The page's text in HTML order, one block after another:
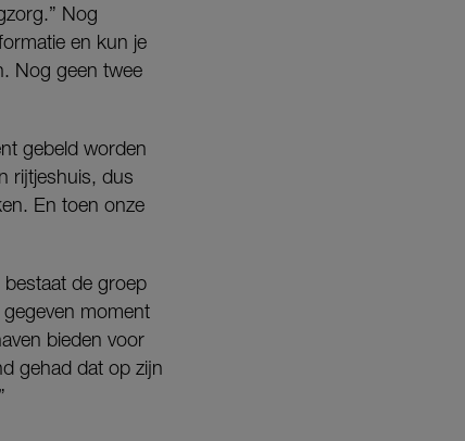
Nog
en kun je
Nog geen twee
gebeld worden
rijtjeshuis, dus
En toen onze
de groep
moment
bieden voor
gehad dat op zijn